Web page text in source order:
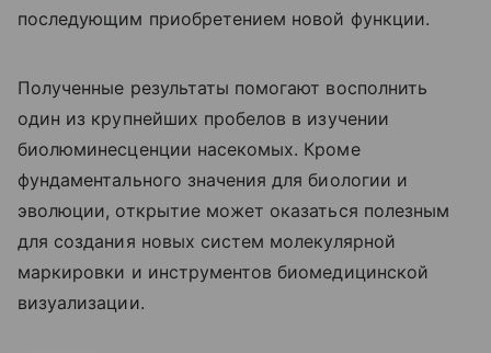
последующим приобретением новой функции.
Полученные результаты помогают восполнить
один из крупнейших пробелов в изучении
биолюминесценции насекомых. Кроме
фундаментального значения для биологии и
эволюции, открытие может оказаться полезным
для создания новых систем молекулярной
маркировки и инструментов биомедицинской
визуализации.